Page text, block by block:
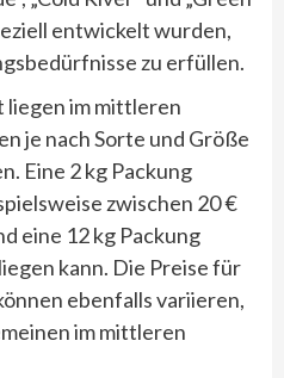
entwickelt wurden,
zu erfüllen.
liegen im mittleren
je nach Sorte und Größe
Eine 2 kg Packung
zwischen 20 €
eine 12 kg Packung
kann. Die Preise für
ebenfalls variieren,
im mittleren